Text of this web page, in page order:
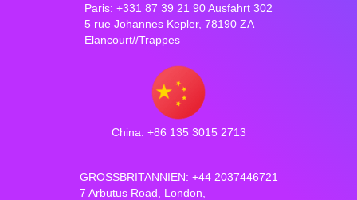
Paris: +331 87 39 21 90 Ausfahrt 302
5 rue Johannes Kepler, 78190 ZA
Elancourt//Trappes
China: +86 135 3015 2713
GROSSBRITANNIEN: +44 2037446721
7 Arbutus Road, London,